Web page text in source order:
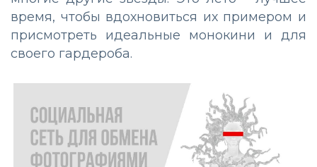
время, чтобы вдохновиться их примером и
присмотреть идеальные монокини и для
своего гардероба.